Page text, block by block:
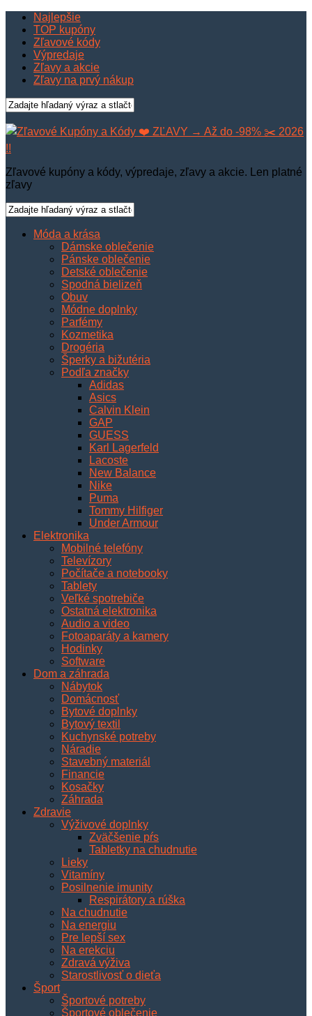
Najlepšie
TOP kupóny
Zľavové kódy
Výpredaje
Zľavy a akcie
Zľavy na prvý nákup
Zľavové kupóny a kódy, výpredaje, zľavy a akcie. Len platné
zľavy
Móda a krása
Dámske oblečenie
Pánske oblečenie
Detské oblečenie
Spodná bielizeň
Obuv
Módne doplnky
Parfémy
Kozmetika
Drogéria
Šperky a bižutéria
Podľa značky
Adidas
Asics
Calvin Klein
GAP
GUESS
Karl Lagerfeld
Lacoste
New Balance
Nike
Puma
Tommy Hilfiger
Under Armour
Elektronika
Mobilné telefóny
Televízory
Počítače a notebooky
Tablety
Veľké spotrebiče
Ostatná elektronika
Audio a video
Fotoaparáty a kamery
Hodinky
Software
Dom a záhrada
Nábytok
Domácnosť
Bytové doplnky
Bytový textil
Kuchynské potreby
Náradie
Stavebný materiál
Financie
Kosačky
Záhrada
Zdravie
Výživové doplnky
Zväčšenie pŕs
Tabletky na chudnutie
Lieky
Vitamíny
Posilnenie imunity
Respirátory a rúška
Na chudnutie
Na energiu
Pre lepší sex
Na erekciu
Zdravá výživa
Starostlivosť o dieťa
Šport
Športové potreby
Športové oblečenie